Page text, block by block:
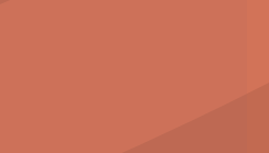
de Carácter Personal, le